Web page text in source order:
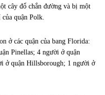
cây đổ chắn đường và bị một
quận Polk.
ở các quận của bang Florida:
Pinellas; 4 người ở quận
ở quận Hillsborough; 1 người ở